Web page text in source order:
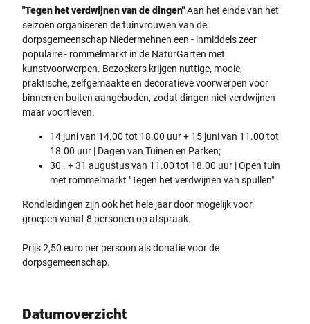
"Tegen het verdwijnen van de dingen"Aan het einde van het
seizoen organiseren de tuinvrouwen van de
dorpsgemeenschap Niedermehnen een - inmiddels zeer
populaire - rommelmarkt in de NaturGarten met
kunstvoorwerpen. Bezoekers krijgen nuttige, mooie,
praktische, zelfgemaakte en decoratieve voorwerpen voor
binnen en buiten aangeboden, zodat dingen niet verdwijnen
maar voortleven.
14 juni van 14.00 tot 18.00 uur + 15 juni van 11.00 tot
18.00 uur | Dagen van Tuinen en Parken;
30 . + 31 augustus van 11.00 tot 18.00 uur | Open tuin
met rommelmarkt "Tegen het verdwijnen van spullen"
Rondleidingen zijn ook het hele jaar door mogelijk voor
groepen vanaf 8 personen op afspraak.
Prijs 2,50 euro per persoon als donatie voor de
dorpsgemeenschap.
Datumoverzicht